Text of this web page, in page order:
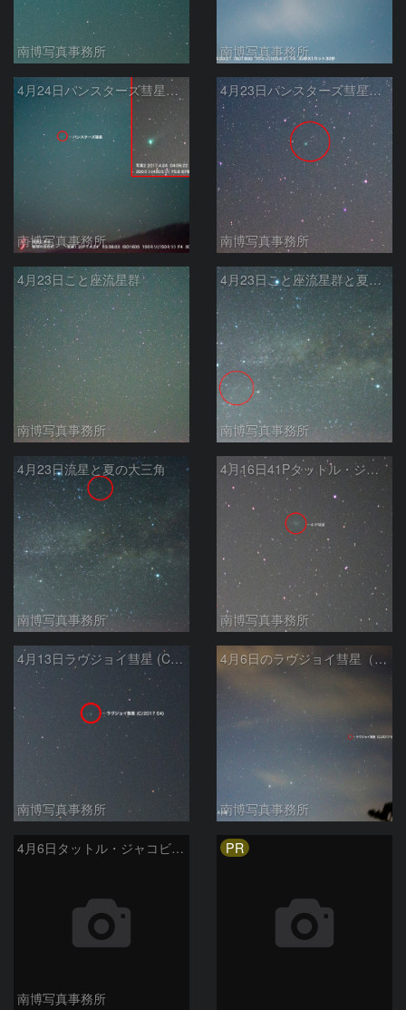
南博写真事務所 南博写真事務所
4月24日パンスターズ彗星（C/2015 ER61）
南博写真事務所
4月23日パンスターズ彗星（C/2015 ER61）
南博写真事務所
4月23日こと座流星群
南博写真事務所
4月23日こと座流星群と夏の大三角
南博写真事務所
4月23日流星と夏の大三角
南博写真事務所
4月16日41Pタットル・ジャコビニ・クレサーク彗星
南博写真事務所
4月13日ラヴジョイ彗星 (C/2017 E4)
南博写真事務所
4月6日のラヴジョイ彗星（C/2017 E4）
南博写真事務所
4月6日タットル・ジャコビニ・クレサーク彗星
南博写真事務所
PR